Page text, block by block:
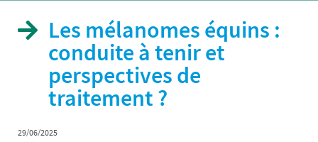
Les mélanomes équins :
conduite à tenir et
perspectives de
traitement ?
29/06/2025